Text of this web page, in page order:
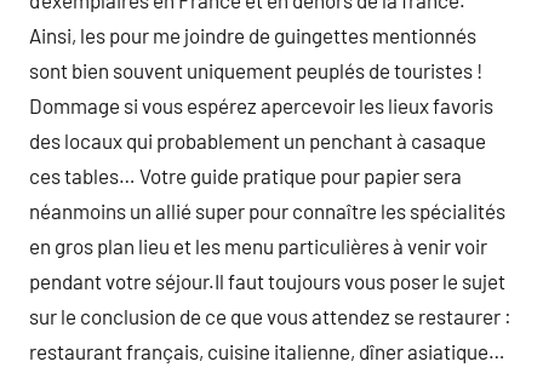
Ainsi, les pour me joindre de guingettes mentionnés
sont bien souvent uniquement peuplés de touristes !
Dommage si vous espérez apercevoir les lieux favoris
des locaux qui probablement un penchant à casaque
ces tables… Votre guide pratique pour papier sera
néanmoins un allié super pour connaître les spécialités
en gros plan lieu et les menu particulières à venir voir
pendant votre séjour.Il faut toujours vous poser le sujet
sur le conclusion de ce que vous attendez se restaurer :
restaurant français, cuisine italienne, dîner asiatique…